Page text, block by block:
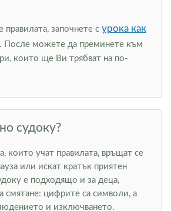
правилата, започнете с урока как
. После можете да преминете към
които ще Ви трябват на по-
судоку?
които учат правилата, връщат се
или искат кратък приятен
е подходящо и за деца,
смятане: цифрите са символи, а
и изключването.